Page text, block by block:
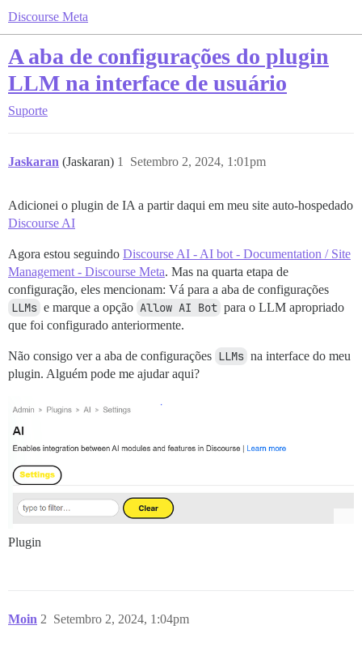
Discourse Meta
A aba de configurações do plugin
LLM na interface de usuário
Suporte
Jaskaran (Jaskaran) Setembro 2, 2024, 1:01pm
1
Adicionei o plugin de IA a partir daqui em meu site auto-hospedado
Discourse AI
Agora estou seguindo Discourse AI - AI bot - Documentation / Site
Management - Discourse Meta. Mas na quarta etapa de
configuração, eles mencionam: Vá para a aba de configurações
LLMs e marque a opção Allow AI Bot para o LLM apropriado
que foi configurado anteriormente.
Não consigo ver a aba de configurações LLMs na interface do meu
plugin. Alguém pode me ajudar aqui?
Plugin
Moin Setembro 2, 2024, 1:04pm
2